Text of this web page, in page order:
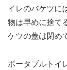
イレのバケツに
物は早めに捨て
ケツの蓋は閉め
ポータブルトイ